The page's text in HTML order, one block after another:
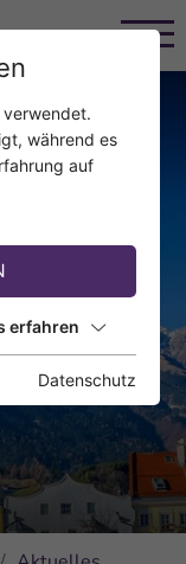
verwendet.
während es
auf
erfahren
Datenschutz